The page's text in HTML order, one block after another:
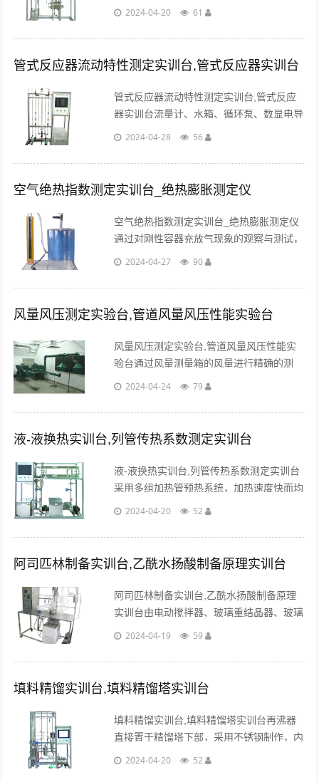
每层筛板塔节都用法兰连接均可拆卸，工艺
2024-04-20 61
管式反应器流动特性测定实训台,管式反应器实训台
管式反应器流动特性测定实训台,管式反应
器实训台流量计、水箱、循环泵、数显电导
率仪、阀门、管路、高品质铝合金型材框
2024-04-28 56
空气绝热指数测定实训台_绝热膨胀测定仪
空气绝热指数测定实训台_绝热膨胀测定仪
通过对刚性容器充放气现象的观察与测试，
经过理论分析，从而找出测定空气绝热指数
2024-04-27 90
风量风压测定实验台,管道风量风压性能实验台
风量风压测定实验台,管道风量风压性能实
验台通过风量测量箱的风量进行精确的测
量，对圆形管道、巨形管道的流量测量进行
风量的方法。...
2024-04-24 79
液-液换热实训台,列管传热系数测定实训台
液-液换热实训台,列管传热系数测定实训台
采用多组加热管预热系统，加热速度快而均
匀，预热器电压调节，铂热电阻+可控硅+加
2024-04-20 52
阿司匹林制备实训台,乙酰水扬酸制备原理实训台
阿司匹林制备实训台,乙酰水扬酸制备原理
实训台由电动搅拌器、玻璃重结晶器、玻璃
过滤器、真空泵、缓冲罐 、恒温槽、循环
速器。...
2024-04-19 59
填料精馏实训台,填料精馏塔实训台
填料精馏实训台,填料精馏塔实训台再沸器
直接置于精馏塔下部，采用不锈钢制作，内
置电加热管加热。总加热功率2000W，可
2024-04-20 52